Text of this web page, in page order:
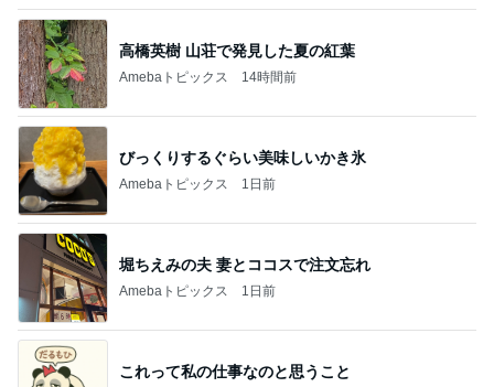
高橋英樹 山荘で発見した夏の紅葉
Amebaトピックス 14時間前
びっくりするぐらい美味しいかき氷
Amebaトピックス 1日前
堀ちえみの夫 妻とココスで注文忘れ
Amebaトピックス 1日前
これって私の仕事なのと思うこと